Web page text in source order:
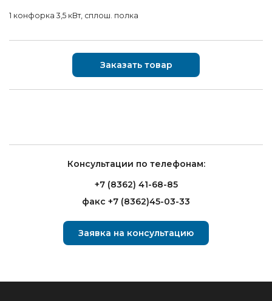
1 конфорка 3,5 кВт, сплош. полка
Заказать товар
Консультации по телефонам:
+7 (8362) 41-68-85
факс +7 (8362)45-03-33
Заявка на консультацию